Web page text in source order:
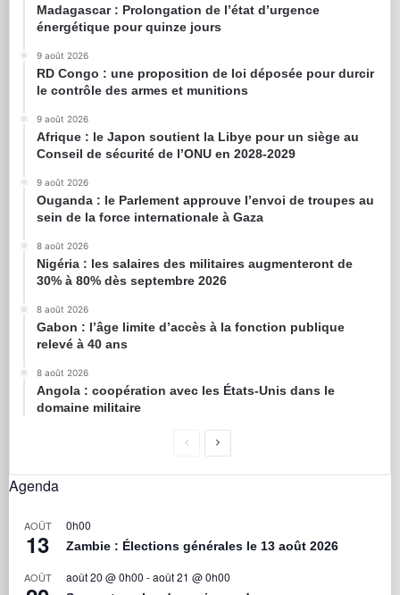
Madagascar : Prolongation de l’état d’urgence
énergétique pour quinze jours
9 août 2026
RD Congo : une proposition de loi déposée pour durcir
le contrôle des armes et munitions
9 août 2026
Afrique : le Japon soutient la Libye pour un siège au
Conseil de sécurité de l’ONU en 2028-2029
9 août 2026
Ouganda : le Parlement approuve l’envoi de troupes au
sein de la force internationale à Gaza
8 août 2026
Nigéria : les salaires des militaires augmenteront de
30% à 80% dès septembre 2026
8 août 2026
Gabon : l’âge limite d’accès à la fonction publique
relevé à 40 ans
8 août 2026
Angola : coopération avec les États-Unis dans le
domaine militaire
Agenda
AOÛT
13
0h00
Zambie : Élections générales le 13 août 2026
AOÛT août 20 @ 0h00 -août 21 @ 0h00